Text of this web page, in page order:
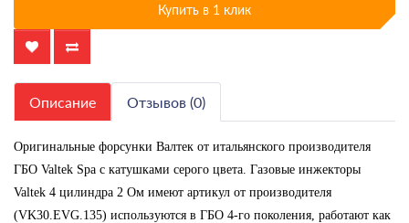
Купить в 1 клик
Описание Отзывов (0)
Оригинальные форсунки Валтек от итальянского производителя
ГБО Valtek Spa с катушками серого цвета. Газовые инжекторы
Valtek 4 цилиндра 2 Ом имеют артикул от производителя
(VK30.EVG.135) используются в ГБО 4-го поколения, работают как